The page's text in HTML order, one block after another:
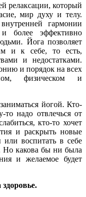
релаксации, который
мир духу и телу.
гармонии
и более эффективно
Йога позволяет
и к себе, то есть,
и недостатками.
и порядок на всех
физическом и
йогой. Кто-
то надо отвлечься от
кто-то хочет
и раскрыть новые
воспитать в себе
Но какова бы ни была
и желаемое будет